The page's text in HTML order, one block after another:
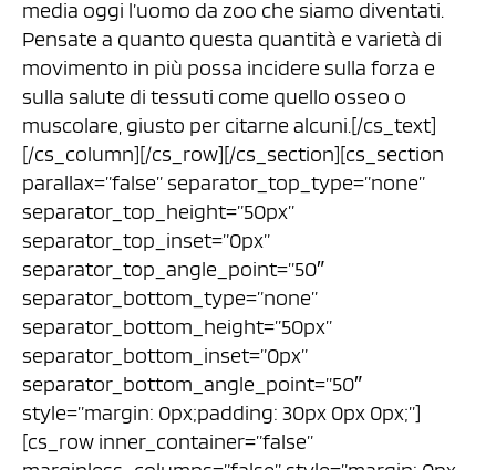
media oggi l’uomo da zoo che siamo diventati.
Pensate a quanto questa quantità e varietà di
movimento in più possa incidere sulla forza e
sulla salute di tessuti come quello osseo o
muscolare, giusto per citarne alcuni.[/cs_text]
[/cs_column][/cs_row][/cs_section][cs_section
parallax=”false” separator_top_type=”none”
separator_top_height=”50px”
separator_top_inset=”0px”
separator_top_angle_point=”50″
separator_bottom_type=”none”
separator_bottom_height=”50px”
separator_bottom_inset=”0px”
separator_bottom_angle_point=”50″
style=”margin: 0px;padding: 30px 0px 0px;”]
[cs_row inner_container=”false”